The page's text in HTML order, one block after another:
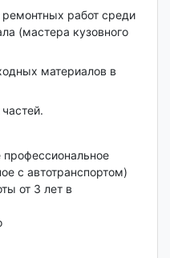
работ среди
(мастера кузовного
материалов в
с автотранспортом)
от 3 лет в